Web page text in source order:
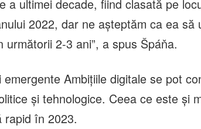
a ultimei decade, fiind clasată pe
2022, dar ne așteptăm ca ea să
2-3 ani”, a spus Špáňa.
emergente Ambițiile digitale se pot
și tehnologice. Ceea ce este și
rapid în 2023.